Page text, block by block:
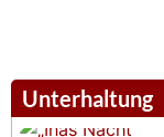
Unterhaltung